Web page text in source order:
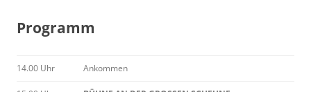
Programm
14.00 Uhr Ankommen